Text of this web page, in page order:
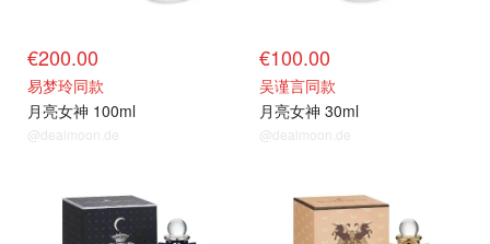
€200.00
易梦玲同款
月亮女神 100ml
@dealmoon.de
€100.00
吴谨言同款
月亮女神 30ml
@dealmoon.de